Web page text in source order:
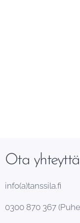
Ota
info(a)tanssila.fi
0300 870 367